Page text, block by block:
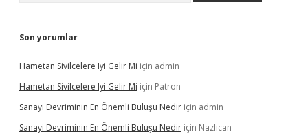
Son yorumlar
Hametan Sivilcelere Iyi Gelir Mi için admin
Hametan Sivilcelere Iyi Gelir Mi için Patron
Sanayi Devriminin En Önemli Buluşu Nedir için admin
Sanayi Devriminin En Önemli Buluşu Nedir için Nazlıcan